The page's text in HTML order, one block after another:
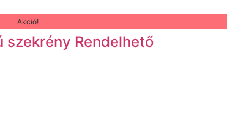
Akció!
szekrény Rendelhető